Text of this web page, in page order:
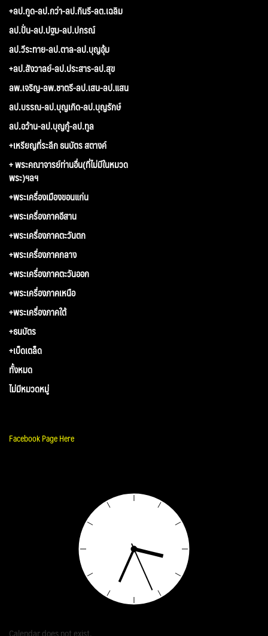
+ลป.กูด-ลป.กว่า-ลป.กินรี-ลต.เฉลิม
ลป.ปั่น-ลป.ปฐม-ลป.ปกรณ์
ลป.วีระทาย-ลป.ตาล-ลป.บุญอุ้ม
+ลป.สังวาลย์-ลป.ประสาร-ลป.สุข
ลพ.เจริญ-ลพ.ชาตรี-ลป.เสน-ลป.แสน
ลป.บรรณ-ลป.บุญเกิด-ลป.บุญรักษ์
ลป.อว้าน-ลป.บุญกู้-ลป.ทูล
+เหรียญที่ระลึก ธนบัตร สตางค์
+ พระคณาจารย์ท่านอื่น(ที่ไม่มีในหมวด
พระ)ฯลฯ
+พระเครื่องเมืองขอนแก่น
+พระเครื่องภาคอีสาน
+พระเครื่องภาคตะวันตก
+พระเครื่องภาคกลาง
+พระเครื่องภาคตะวันออก
+พระเครื่องภาคเหนือ
+พระเครื่องภาคใต้
+ธนบัตร
+เบ็ดเตล็ด
ทั้งหมด
ไม่มีหมวดหมู่
Facebook Page Here
Calendar does not exist.